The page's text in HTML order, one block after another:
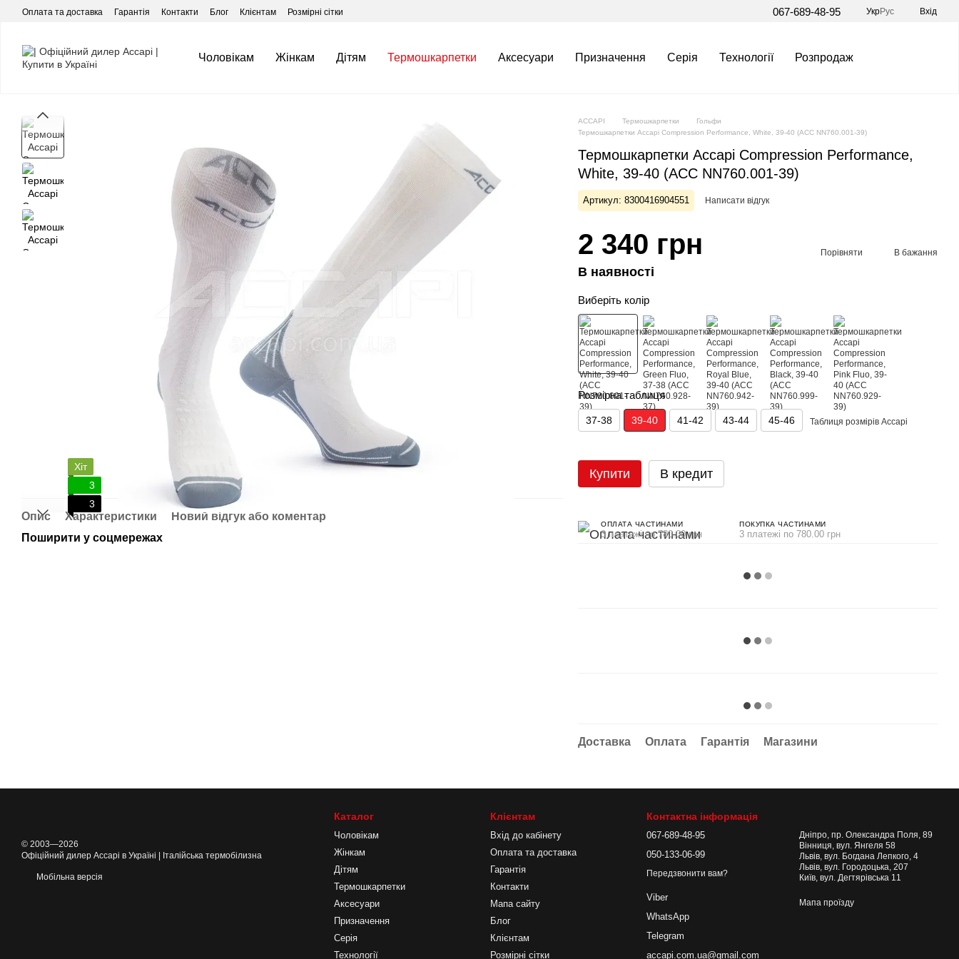
Перейти до основного контенту
Оплата та доставка Гарантія Контакти Блог Клієнтам Розмірні сітки 067-689-48-95 УкрРус Вхід
Чоловікам Жінкам Дітям Термошкарпетки Аксесуари Призначення Серія Технології Розпродаж
Хіт
3
3
Опис Характеристики
Новий відгук або коментар
Поширити у соцмережах
ACCAPI Термошкарпетки
Гольфи
Термошкарпетки Accapi Compression Performance, White, 39-40 (ACC NN760.001-39)
Термошкарпетки Accapi Compression Performance,
White, 39-40 (ACC NN760.001-39)
Артикул: 8300416904551 Написати відгук
2 340 грн
В наявності
Порівняти В бажання
Виберіть колір
Розмірна таблиця
37-38 39-40 41-42 43-44 45-46 Таблиця розмірів Accapi
Купити В кредит
ОПЛАТА ЧАСТИНАМИ
3 платежі по 780.00 грн
ПОКУПКА ЧАСТИНАМИ
3 платежі по 780.00 грн
Доставка Оплата Гарантія Магазини
© 2003—2026
Офіційний дилер Accapi в Україні | Італійська термобілизна
Мобільна версія
Каталог
Чоловікам
Жінкам
Дітям
Термошкарпетки
Аксесуари
Призначення
Серія
Технології
Клієнтам
Вхід до кабінету
Оплата та доставка
Гарантія
Контакти
Мапа сайту
Блог
Клієнтам
Розмірні сітки
Контактна інформація
067-689-48-95
050-133-06-99
Передзвонити вам?
Viber
WhatsApp
Telegram
accapi.com.ua@gmail.com
Дніпро, пр. Олександра Поля, 89
Вінниця, вул. Янгеля 58
Львів, вул. Богдана Лепкого, 4
Львів, вул. Городоцька, 207
Київ, вул. Дегтярівська 11
Мапа проїзду